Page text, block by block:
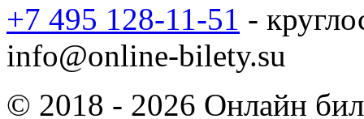
+7 495 128-11-51 -
info@online-bilety.su
© 2018 - 2026 Онлайн